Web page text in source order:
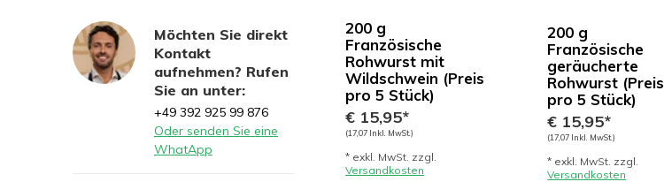
200 g
Französische
Rohwurst mit
Wildschwein (Preis
pro 5 Stück)
€ 15,95*
(17,07 Inkl. MwSt.)
* exkl. MwSt. zzgl.
Versandkosten
200 g
Französische
geräucherte
Rohwurst (Preis
pro 5 Stück)
€ 15,95*
(17,07 Inkl. MwSt.)
* exkl. MwSt. zzgl.
Versandkosten
Möchten Sie direkt
Kontakt
aufnehmen? Rufen
Sie an unter:
+49 392 925 99 876
Oder senden Sie eine
WhatApp